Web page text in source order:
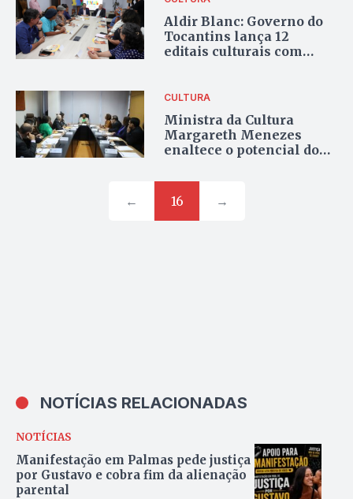
Aldir Blanc: Governo do
Tocantins lança 12
editais culturais com
CULTURA
Ministra da Cultura
Margareth Menezes
enaltece o potencial do
cultural
←
16 →
NOTÍCIAS RELACIONADAS
NOTÍCIAS
Manifestação em Palmas pede justiça
por Gustavo e cobra fim da alienação
parental